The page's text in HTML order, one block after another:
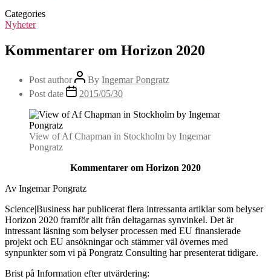
Categories
Nyheter
Kommentarer om Horizon 2020
Post author By Ingemar Pongratz
Post date
2015/05/30
View of Af Chapman in Stockholm by Ingemar
Pongratz
Kommentarer om Horizon 2020
Av Ingemar Pongratz
Science|Business har publicerat flera intressanta artiklar som belyser
Horizon 2020 framför allt från deltagarnas synvinkel. Det är
intressant läsning som belyser processen med EU finansierade
projekt och EU ansökningar och stämmer väl övernes med
synpunkter som vi på Pongratz Consulting har presenterat tidigare.
Brist på Information efter utvärdering: